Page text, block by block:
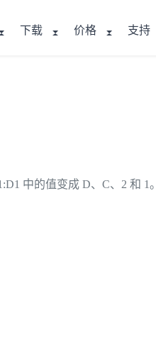
下载 价格 支持
中的值变成 D、C、2 和 1。